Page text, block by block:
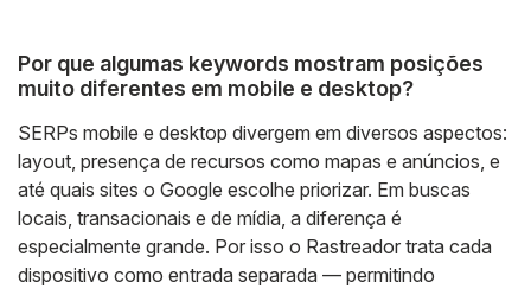
Por que algumas keywords mostram posições
muito diferentes em mobile e desktop?
SERPs mobile e desktop divergem em diversos aspectos:
layout, presença de recursos como mapas e anúncios, e
até quais sites o Google escolhe priorizar. Em buscas
locais, transacionais e de mídia, a diferença é
especialmente grande. Por isso o Rastreador trata cada
dispositivo como entrada separada — permitindo